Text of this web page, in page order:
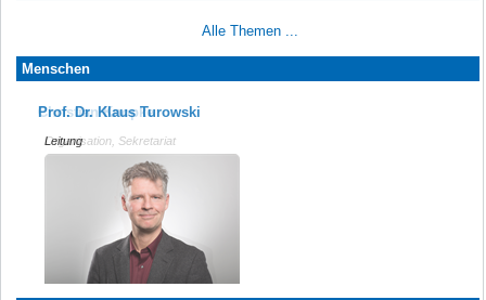
Alle Themen ...
Menschen
Prof. Dr. Klaus Turowski
Leitung
Christian Knopke
Organisation, Sekretariat